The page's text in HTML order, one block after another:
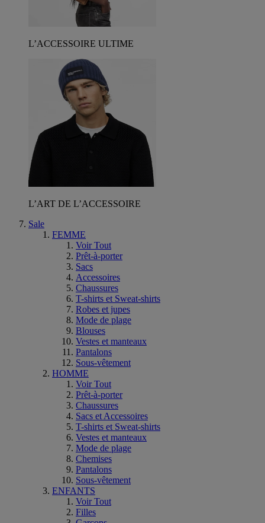
L’ACCESSOIRE ULTIME
L’ART DE L’ACCESSOIRE
Sale
FEMME
Voir Tout
Prêt-à-porter
Sacs
Accessoires
Chaussures
T-shirts et Sweat-shirts
Robes et jupes
Mode de plage
Blouses
Vestes et manteaux
Pantalons
Sous-vêtement
HOMME
Voir Tout
Prêt-à-porter
Chaussures
Sacs et Accessoires
T-shirts et Sweat-shirts
Vestes et manteaux
Mode de plage
Chemises
Pantalons
Sous-vêtement
ENFANTS
Voir Tout
Filles